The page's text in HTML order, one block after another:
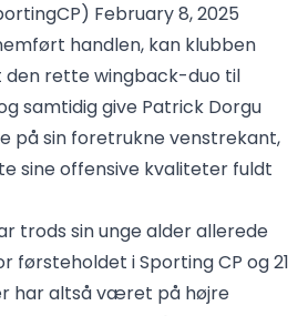
February 8, 2025
handlen, kan klubben
den rette wingback-duo til
samtidig give Patrick Dorgu
på sin foretrukne venstrekant,
sine offensive kvaliteter fuldt
trods sin unge alder allerede
førsteholdet i Sporting CP og 21
har altså været på højre